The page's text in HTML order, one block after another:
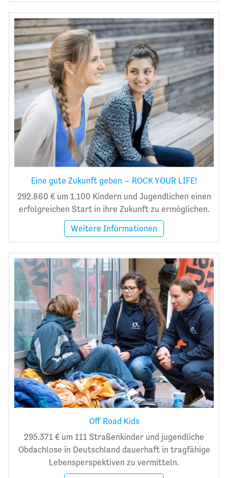
Eine gute Zukunft geben – ROCK YOUR LIFE!
292.860 € um 1.100 Kindern und Jugendlichen einen
erfolgreichen Start in ihre Zukunft zu ermöglichen.
Weitere Informationen
Off Road Kids
295.371 € um 111 Straßenkinder und jugendliche
Obdachlose in Deutschland dauerhaft in tragfähige
Lebensperspektiven zu vermitteln.